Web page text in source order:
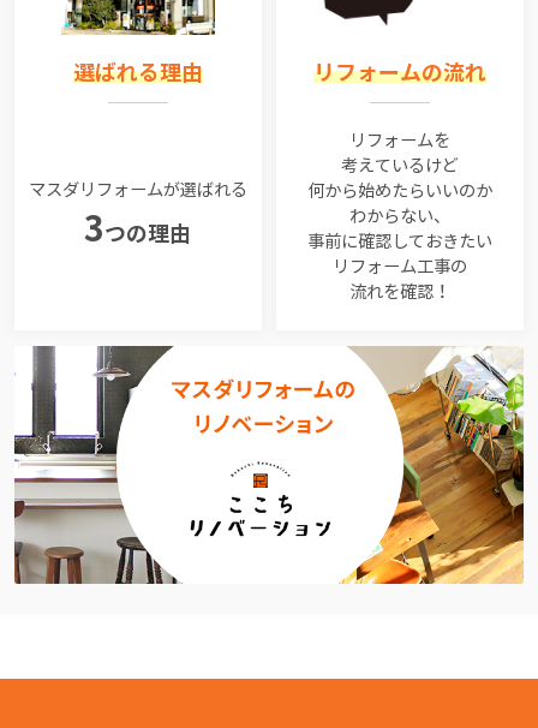
選ばれる理由
マスダリフォームが選ばれる
3つの理由
リフォームの流れ
リフォームを
考えているけど
何から始めたらいいのか
わからない、
事前に確認しておきたい
リフォーム工事の
流れを確認！